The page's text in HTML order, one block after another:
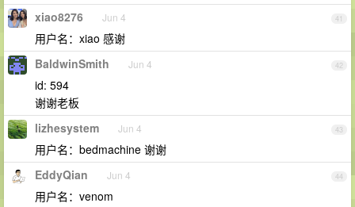
41
xiao8276 Jun 4
用户名：xiao 感谢
42
BaldwinSmith Jun 4
id: 594
谢谢老板
43
lizhesystem Jun 4
用户名：bedmachine 谢谢
44
EddyQian Jun 4
用户名：venom